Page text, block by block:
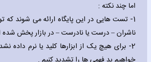
اما چند نکته :
1- تست هایی در این پایگاه ارائه می شوند
ناشران – درست یا نادرست – در بازار پخش شده
2- برای هیچ یک از ابزارها کلید یا نرم داده